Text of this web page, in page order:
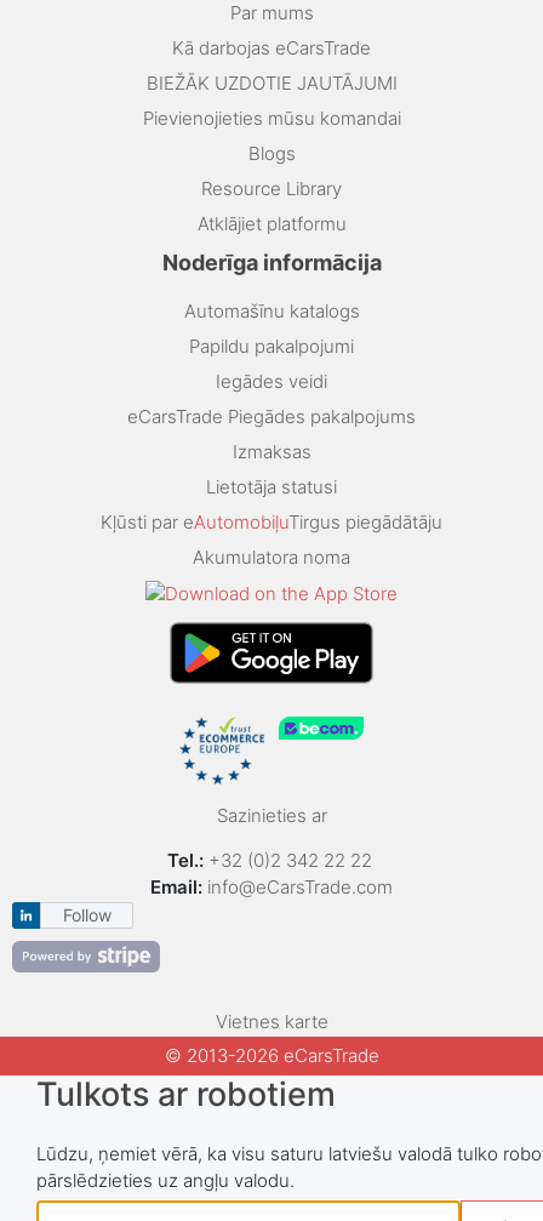
Par mums
Kā darbojas eCarsTrade
BIEŽĀK UZDOTIE JAUTĀJUMI
Pievienojieties mūsu komandai
Blogs
Resource Library
Atklājiet platformu
Noderīga informācija
Automašīnu katalogs
Papildu pakalpojumi
Iegādes veidi
eCarsTrade Piegādes pakalpojums
Izmaksas
Lietotāja statusi
Kļūsti par eAutomobiļuTirgus piegādātāju
Akumulatora noma
Sazinieties ar
Tel.: +32 (0)2 342 22 22
Email: info@eCarsTrade.com
Follow
Vietnes karte
© 2013-2026 eCarsTrade
Tulkots ar robotiem
Lūdzu, ņemiet vērā, ka visu saturu latviešu valodā tulko
pārslēdzieties uz angļu valodu.